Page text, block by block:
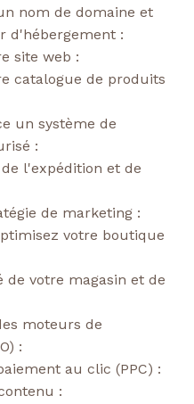
nom de domaine et
d'hébergement :
site web :
catalogue de produits
un système de
:
l'expédition et de
de marketing :
votre boutique
de votre magasin et de
moteurs de
:
au clic (PPC) :
: